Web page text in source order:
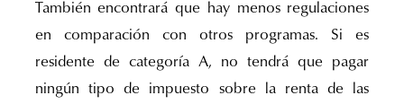
También encontrará que hay menos regulaciones
en comparación con otros programas. Si es
residente de categoría A, no tendrá que pagar
ningún tipo de impuesto sobre la renta de las